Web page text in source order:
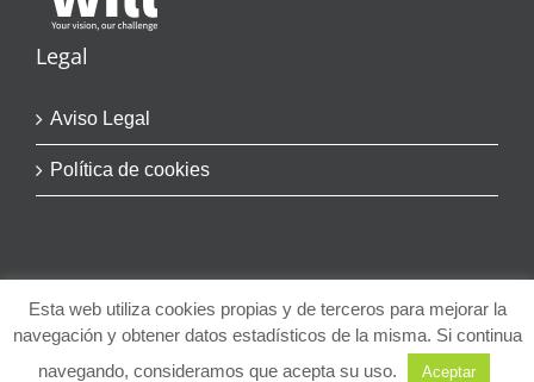
Legal
Aviso Legal
Política de cookies
© Copyright2026 | addwill | Todos los Derechos Reservados
Esta web utiliza cookies propias y de terceros para mejorar la
navegación y obtener datos estadísticos de la misma. Si continua
navegando, consideramos que acepta su uso.
Aceptar